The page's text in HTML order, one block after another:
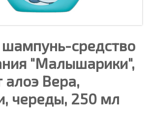
шампунь-средство
"Малышарики",
алоэ Вера,
череды, 250 мл